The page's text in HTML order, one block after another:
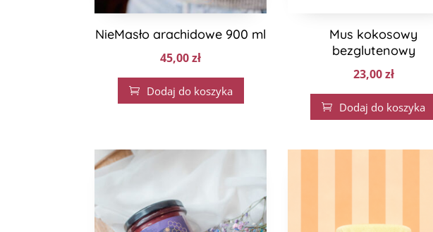
NieMasło arachidowe 900 ml
45,00zł
 Dodaj do koszyka
Mus kokosowy
bezglutenowy
23,00zł
 Dodaj do koszyka